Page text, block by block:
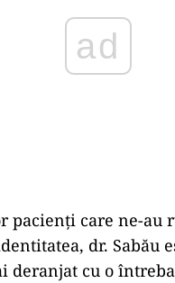
ad
pacienți care ne-au
dr. Sabău
deranjat cu o